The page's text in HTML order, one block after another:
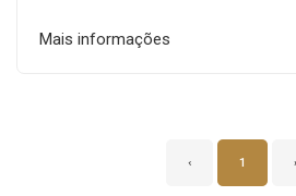
Mais informações
‹ 1 ›